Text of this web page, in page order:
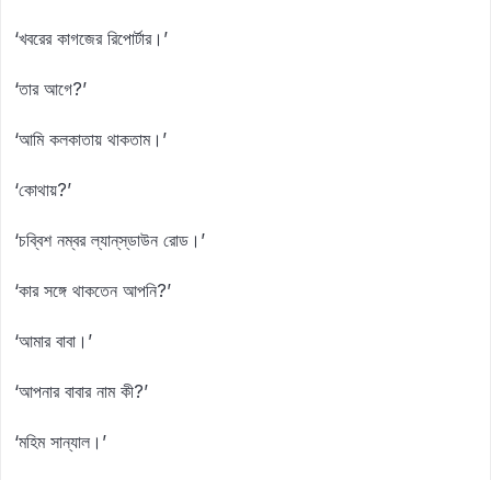
‘খবরের কাগজের রিপোর্টার।’
‘তার আগে?’
‘আমি কলকাতায় থাকতাম।’
‘কোথায়?’
‘চব্বিশ নম্বর ল্যান্‌স্‌ডাউন রোড।’
‘কার সঙ্গে থাকতেন আপনি?’
‘আমার বাবা।’
‘আপনার বাবার নাম কী?’
‘মহিম সান্যাল।’